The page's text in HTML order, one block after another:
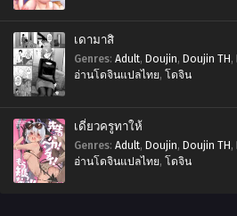
เดามาสิ
Genres: Adult, Doujin, Doujin TH ,
อ่านโดจินแปลไทย, โดจิน
เดี๋ยวครูทาให้
Genres: Adult, Doujin, Doujin TH ,
อ่านโดจินแปลไทย, โดจิน